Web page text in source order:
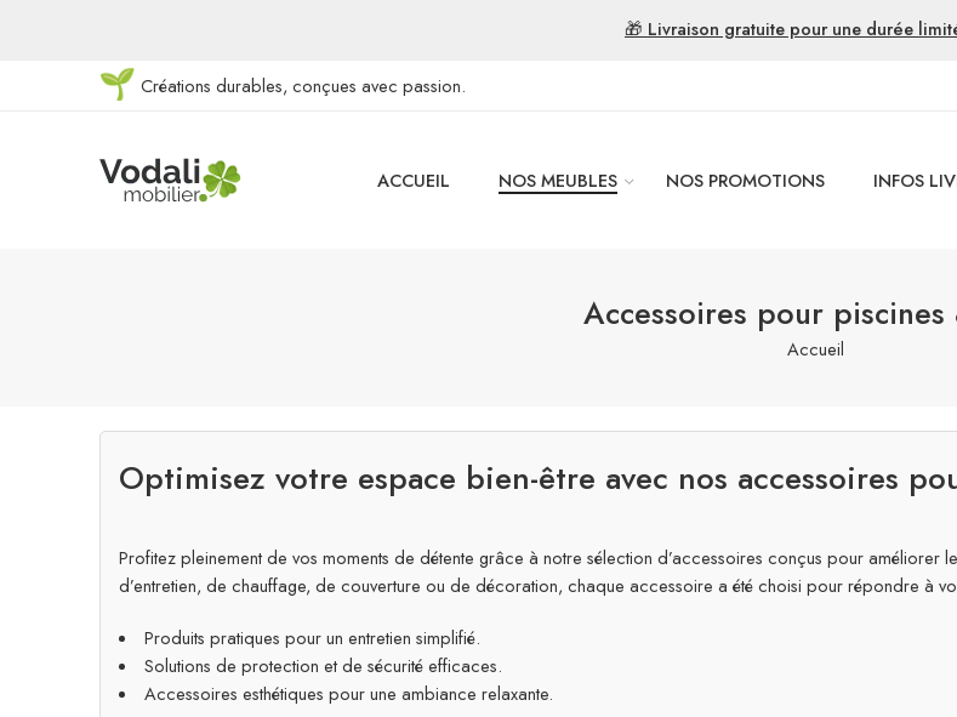
🎁 Livraison gratuite pour une durée
Créations durables, conçues avec passion.
ACCUEIL NOS MEUBLES NOS PROMOTIONS INFOS
Accessoires pour piscines
Accueil
Optimisez votre espace bien-être avec nos accessoires
Profitez pleinement de vos moments de détente grâce à notre sélection d’accessoires conçus pour améliorer
d’entretien, de chauffage, de couverture ou de décoration, chaque accessoire a été choisi pour répondre à
Produits pratiques pour un entretien simplifié.
Solutions de protection et de sécurité efficaces.
Accessoires esthétiques pour une ambiance relaxante.